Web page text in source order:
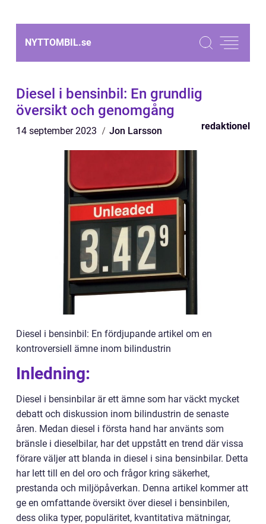
NYTTOMBIL.se
Diesel i bensinbil: En grundlig
översikt och genomgång
14 september 2023 Jon Larsson redaktionel
Diesel i bensinbil: En fördjupande artikel om en
kontroversiell ämne inom bilindustrin
Inledning:
Diesel i bensinbilar är ett ämne som har väckt mycket
debatt och diskussion inom bilindustrin de senaste
åren. Medan diesel i första hand har använts som
bränsle i dieselbilar, har det uppstått en trend där vissa
förare väljer att blanda in diesel i sina bensinbilar. Detta
har lett till en del oro och frågor kring säkerhet,
prestanda och miljöpåverkan. Denna artikel kommer att
ge en omfattande översikt över diesel i bensinbilen,
dess olika typer, populäritet, kvantitativa mätningar,